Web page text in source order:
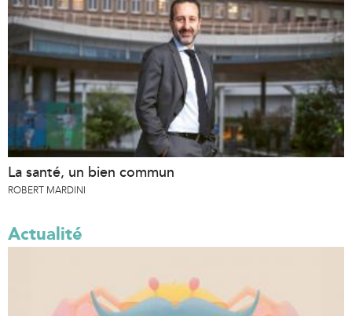
La santé, un bien commun
ROBERT MARDINI
Actualité